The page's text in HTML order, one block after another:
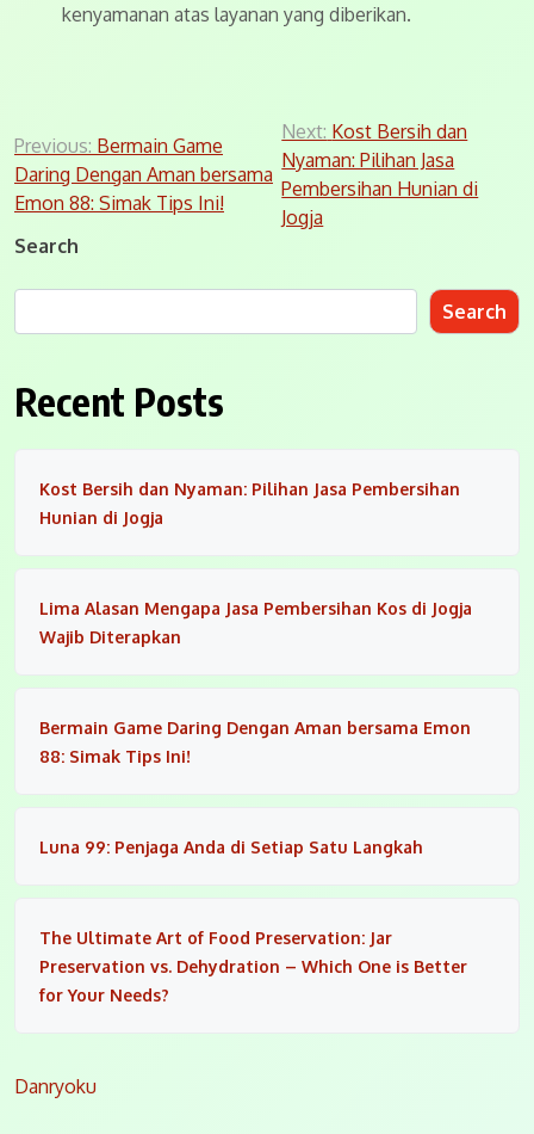
kenyamanan atas layanan yang diberikan.
Post
navigation
Previous: Bermain Game
Daring Dengan Aman bersama
Emon 88: Simak Tips Ini!
Next: Kost Bersih dan
Nyaman: Pilihan Jasa
Pembersihan Hunian di
Jogja
Search
Search
Recent Posts
Kost Bersih dan Nyaman: Pilihan Jasa Pembersihan
Hunian di Jogja
Lima Alasan Mengapa Jasa Pembersihan Kos di Jogja
Wajib Diterapkan
Bermain Game Daring Dengan Aman bersama Emon
88: Simak Tips Ini!
Luna 99: Penjaga Anda di Setiap Satu Langkah
The Ultimate Art of Food Preservation: Jar
Preservation vs. Dehydration – Which One is Better
for Your Needs?
Danryoku